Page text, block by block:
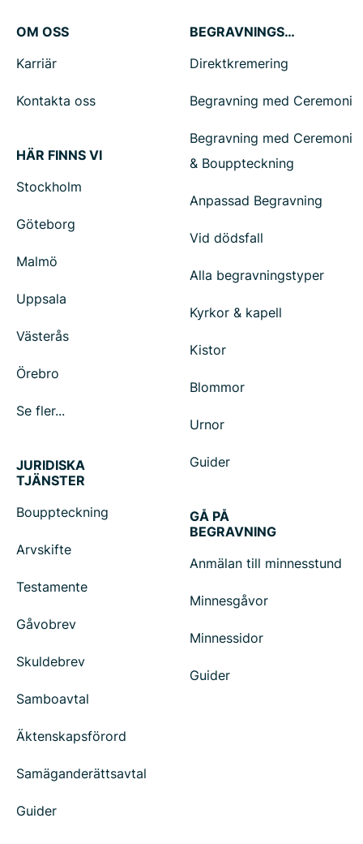
OM OSS
Karriär
Kontakta oss
HÄR FINNS VI
Stockholm
Göteborg
Malmö
Uppsala
Västerås
Örebro
Se fler...
BEGRAVNINGSTJÄNSTER
Direktkremering
Begravning med Ceremoni
Begravning med Ceremoni
& Bouppteckning
Anpassad Begravning
Vid dödsfall
Alla begravningstyper
Kyrkor & kapell
Kistor
Blommor
Urnor
Guider
JURIDISKA
TJÄNSTER
Bouppteckning
Arvskifte
Testamente
Gåvobrev
Skuldebrev
Samboavtal
Äktenskapsförord
Samäganderättsavtal
Guider
GÅ PÅ
BEGRAVNING
Anmälan till minnesstund
Minnesgåvor
Minnessidor
Guider